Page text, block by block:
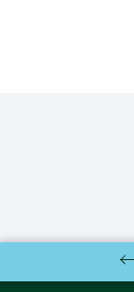
| אוניברסיטת